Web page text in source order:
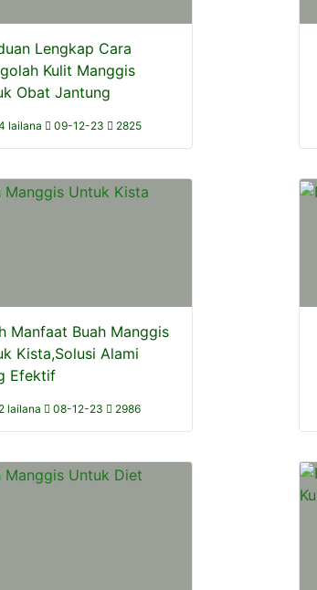
Lengkap Cara
Kulit Manggis
Obat Jantung
lailana 09-12-23 2825
Manfaat Buah Manggis
Kista,Solusi Alami
Efektif
lailana 08-12-23 2986